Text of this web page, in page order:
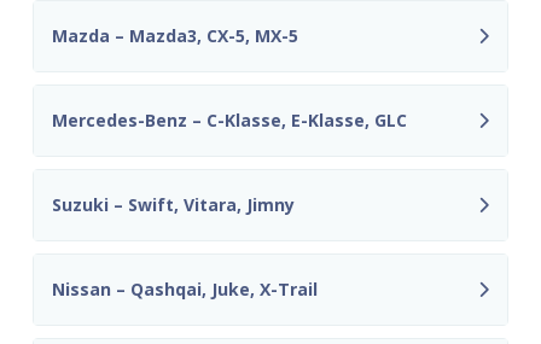
Mazda – Mazda3, CX-5, MX-5
Mercedes-Benz – C-Klasse, E-Klasse, GLC
Suzuki – Swift, Vitara, Jimny
Nissan – Qashqai, Juke, X-Trail